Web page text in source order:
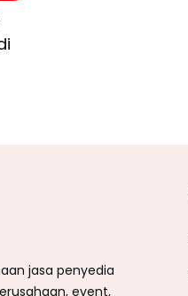
jasa penyedia
event,